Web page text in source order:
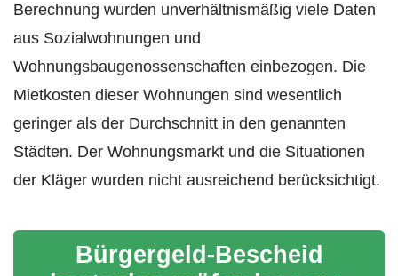
Berechnung wurden unverhältnismäßig viele Daten
aus Sozialwohnungen und
Wohnungsbaugenossenschaften einbezogen. Die
Mietkosten dieser Wohnungen sind wesentlich
geringer als der Durchschnitt in den genannten
Städten. Der Wohnungsmarkt und die Situationen
der Kläger wurden nicht ausreichend berücksichtigt.
Bürgergeld-Bescheid